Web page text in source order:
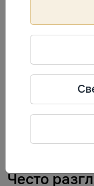
относителна
Kyivkhlib
Телефон: +38
Адрес: ул.
Украина, 02000
Често